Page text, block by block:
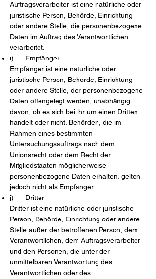
Auftragsverarbeiter ist eine natürliche oder
juristische Person, Behörde, Einrichtung
oder andere Stelle, die personenbezogene
Daten im Auftrag des Verantwortlichen
verarbeitet.
i) Empfänger
Empfänger ist eine natürliche oder
juristische Person, Behörde, Einrichtung
oder andere Stelle, der personenbezogene
Daten offengelegt werden, unabhängig
davon, ob es sich bei ihr um einen Dritten
handelt oder nicht. Behörden, die im
Rahmen eines bestimmten
Untersuchungsauftrags nach dem
Unionsrecht oder dem Recht der
Mitgliedstaaten möglicherweise
personenbezogene Daten erhalten, gelten
jedoch nicht als Empfänger.
j) Dritter
Dritter ist eine natürliche oder juristische
Person, Behörde, Einrichtung oder andere
Stelle außer der betroffenen Person, dem
Verantwortlichen, dem Auftragsverarbeiter
und den Personen, die unter der
unmittelbaren Verantwortung des
Verantwortlichen oder des